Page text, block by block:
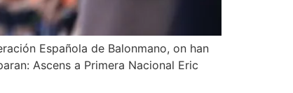
Española de Balonmano, on han
Ascens a Primera Nacional Eric